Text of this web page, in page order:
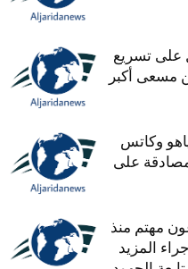
على تسريع
مسعى أكبر
وكاتس
على
مهتم منذ
المزيد